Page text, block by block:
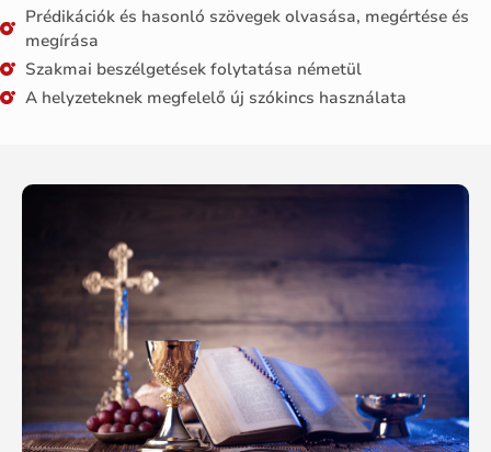
Prédikációk és hasonló szövegek olvasása, megértése és
megírása
Szakmai beszélgetések folytatása németül
A helyzeteknek megfelelő új szókincs használata